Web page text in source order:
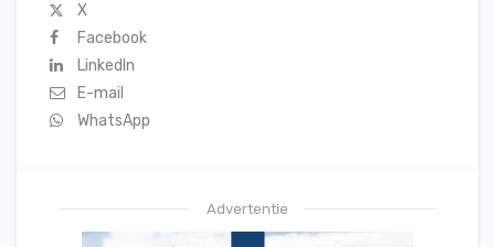
X
Facebook
LinkedIn
E-mail
WhatsApp
Advertentie